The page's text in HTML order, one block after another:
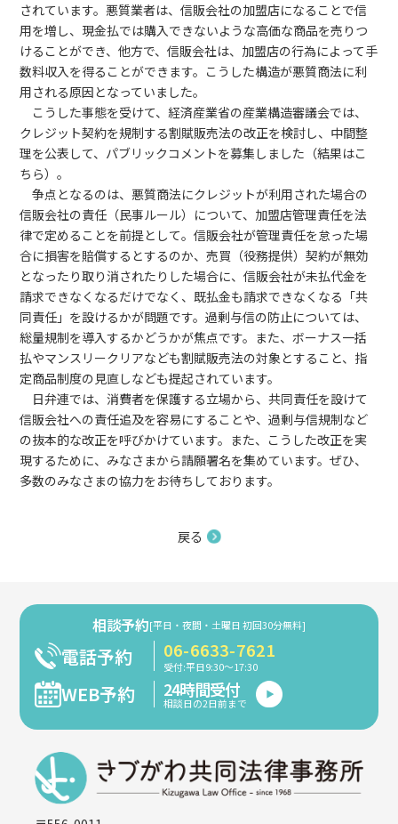
されています。悪質業者は、信販会社の加盟店になることで信
用を増し、現金払では購入できないような高価な商品を売りつ
けることができ、他方で、信販会社は、加盟店の行為によって手
数料収入を得ることができます。こうした構造が悪質商法に利
用される原因となっていました。
こうした事態を受けて、経済産業省の産業構造審議会では、
クレジット契約を規制する割賦販売法の改正を検討し、中間整
理を公表して、パブリックコメントを募集しました（結果はこ
ちら）。
争点となるのは、悪質商法にクレジットが利用された場合の
信販会社の責任（民事ルール）について、加盟店管理責任を法
律で定めることを前提として。信販会社が管理責任を怠った場
合に損害を賠償するとするのか、売買（役務提供）契約が無効
となったり取り消されたりした場合に、信販会社が未払代金を
請求できなくなるだけでなく、既払金も請求できなくなる「共
同責任」を設けるかが問題です。過剰与信の防止については、
総量規制を導入するかどうかが焦点です。また、ボーナス一括
払やマンスリークリアなども割賦販売法の対象とすること、指
定商品制度の見直しなども提起されています。
日弁連では、消費者を保護する立場から、共同責任を設けて
信販会社への責任追及を容易にすることや、過剰与信規制など
の抜本的な改正を呼びかけています。また、こうした改正を実
現するために、みなさまから請願署名を集めています。ぜひ、
多数のみなさまの協力をお待ちしております。
戻る
相談予約[平日・夜間・土曜日 初回30分無料]
電話予約 06-6633-7621
受付:平日9:30～17:30
WEB予約 24時間受付
相談日の2日前まで